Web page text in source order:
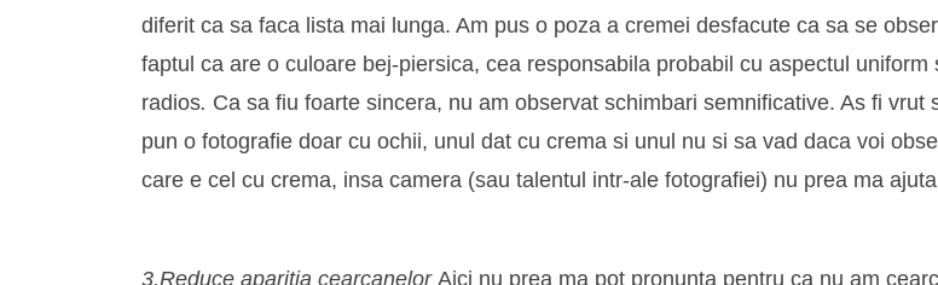
diferit ca sa faca lista mai lunga. Am pus o poza a cremei desfacute ca sa se
faptul ca are o culoare bej-piersica, cea responsabila probabil cu aspectul uniform
radios. Ca sa fiu foarte sincera, nu am observat schimbari semnificative. As fi vrut
pun o fotografie doar cu ochii, unul dat cu crema si unul nu si sa vad daca voi
care e cel cu crema, insa camera (sau talentul intr-ale fotografiei) nu prea ma
3.Reduce aparitia cearcanelor Aici nu prea ma pot pronunta pentru ca nu am